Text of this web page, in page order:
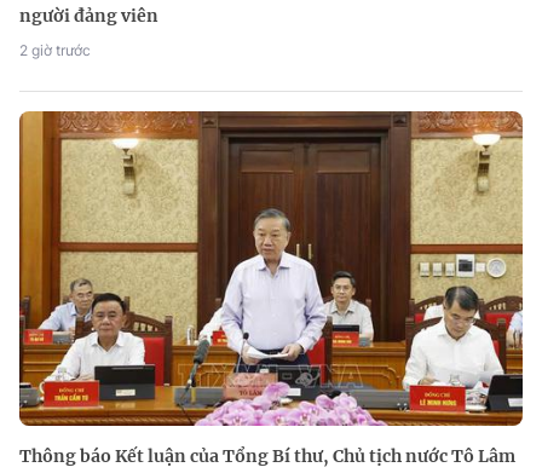
người đảng viên
2 giờ trước
Thông báo Kết luận của Tổng Bí thư, Chủ tịch nước Tô Lâm